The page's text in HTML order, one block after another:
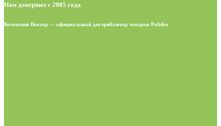
Нам доверяют с 2005 года
Компания Вектор — официальный дистрибьютор товаров Polidex